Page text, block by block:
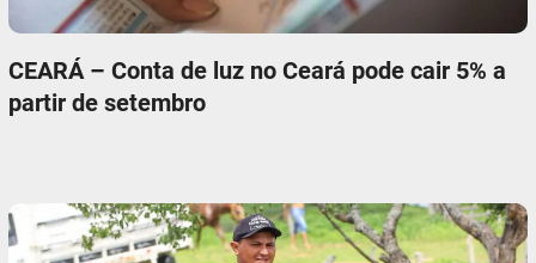
CEARÁ – Conta de luz no Ceará pode cair 5% a
partir de setembro